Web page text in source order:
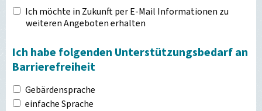
weiteren Angeboten erhalten
Ich habe folgenden Unterstützungsbedarf an
Barrierefreiheit
Gebärdensprache
einfache Sprache